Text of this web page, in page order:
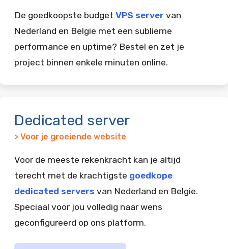
De goedkoopste budget VPS server van
Nederland en Belgie met een sublieme
performance en uptime? Bestel en zet je
project binnen enkele minuten online.
Dedicated server
> Voor je groeiende website
Voor de meeste rekenkracht kan je altijd
terecht met de krachtigste goedkope
dedicated servers van Nederland en Belgie.
Speciaal voor jou volledig naar wens
geconfigureerd op ons platform.